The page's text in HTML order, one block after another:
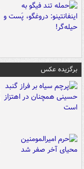
برگزیده عکس